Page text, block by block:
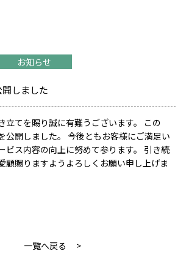
お知らせ
しました
立てを賜り誠に有難うございます。 この
公開しました。 今後ともお客様にご満足い
ビス内容の向上に努めて参ります。 引き続
顧賜りますようよろしくお願い申し上げま
一覧へ戻る >